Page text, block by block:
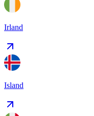
Irland
Island